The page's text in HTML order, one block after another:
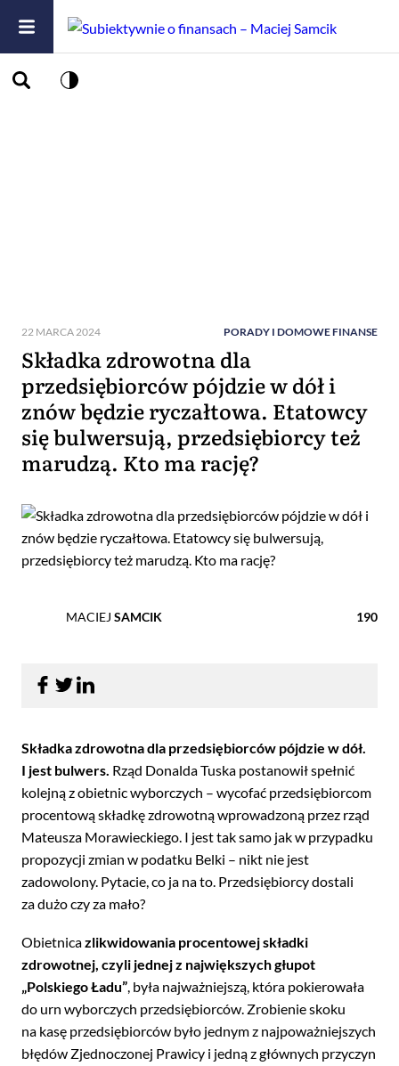
22 MARCA 2024 PORADY I DOMOWE FINANSE
Składka zdrowotna dla
przedsiębiorców pójdzie w dół i
znów będzie ryczałtowa. Etatowcy
się bulwersują, przedsiębiorcy też
marudzą. Kto ma rację?
MACIEJ SAMCIK 190
Składka zdrowotna dla przedsiębiorców pójdzie w dół.
I jest bulwers. Rząd Donalda Tuska postanowił spełnić
kolejną z obietnic wyborczych – wycofać przedsiębiorcom
procentową składkę zdrowotną wprowadzoną przez rząd
Mateusza Morawieckiego. I jest tak samo jak w przypadku
propozycji zmian w podatku Belki – nikt nie jest
zadowolony. Pytacie, co ja na to. Przedsiębiorcy dostali
za dużo czy za mało?
Obietnicazlikwidowania procentowej składki
zdrowotnej, czyli jednej z największych głupot
„Polskiego Ładu”, była najważniejszą, która pokierowała
do urn wyborczych przedsiębiorców. Zrobienie skoku
na kasę przedsiębiorców było jednym z najpoważniejszych
błędów Zjednoczonej Prawicy i jedną z głównych przyczyn